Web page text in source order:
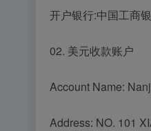
开户银行:中国工商
02. 美元收款账户
Account Name:
Address: NO. 101